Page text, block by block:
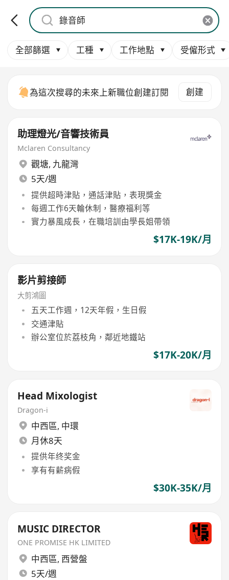
全部篩選 工種 工作地點 受僱形式
為這次搜尋的未來上新職位創建訂閱 創建
助理燈光/音響技術員
Mclaren Consultancy
觀塘, 九龍灣
5天/週
提供超時津貼，通話津貼，表現獎金
每週工作6天輪休制，醫療福利等
實力暴風成長，在職培訓由學長姐帶領
$17K-19K/月
影片剪接師
大剪鴻圖
五天工作週，12天年假，生日假
交通津貼
辦公室位於荔枝角，鄰近地鐵站
$17K-20K/月
Head Mixologist
Dragon-i
中西區, 中環
月休8天
提供年终奖金
享有有薪病假
$30K-35K/月
MUSIC DIRECTOR
ONE PROMISE HK LIMITED
中西區, 西營盤
5天/週